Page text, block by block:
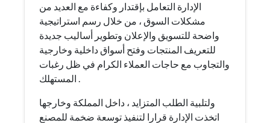
الإدارة التعامل بإقتدار وكفاءة مع العديد من
مشكلات السوق ، من خلال رسم استراتيجية
واضحة للتسويق والإعلان وتطوير أساليب جديدة
للتعريف المنتجات وفتح أسواق داخلية وخارجية
والتجاوب مع حاجات العملاء الكرام في ظل رغبات
المستهلك .
ولتلبية الطلب المتزايد ، داخل المملكة وخارجها
اتخذت الإدارة قرارا لتنفيذ توسعة ضخمة للمصنع